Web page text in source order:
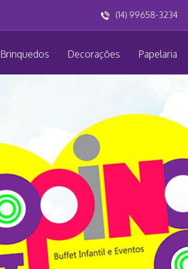
(14) 99658-3234
Brinquedos Decorações Papelaria